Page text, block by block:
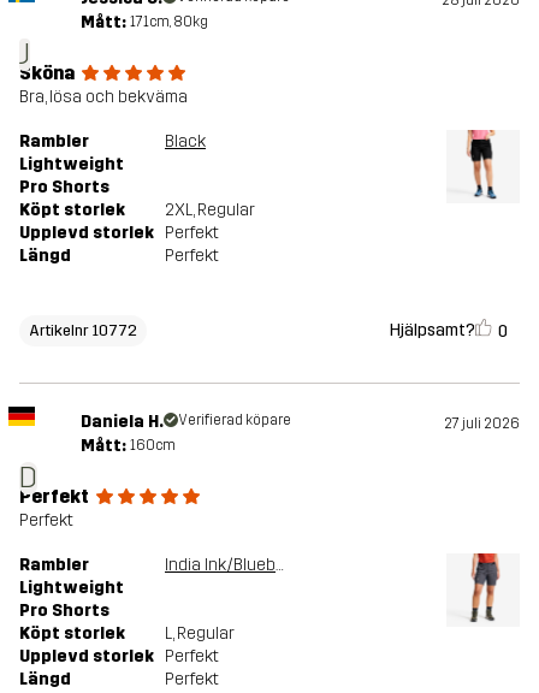
J
Mått: 171cm, 80kg
Sköna
Bra, lösa och bekväma
Rambler
Lightweight
Pro Shorts
Black
Köpt storlek 2XL, Regular
Upplevd storlek Perfekt
Längd
Perfekt
Artikelnr 10772 Hjälpsamt? 0
D
Daniela H. Verifierad köpare 27 juli 2026
Mått: 160cm
Perfekt
Perfekt
Rambler
Lightweight
Pro Shorts
India Ink/Blueberry
Köpt storlek L, Regular
Upplevd storlek Perfekt
Längd
Perfekt